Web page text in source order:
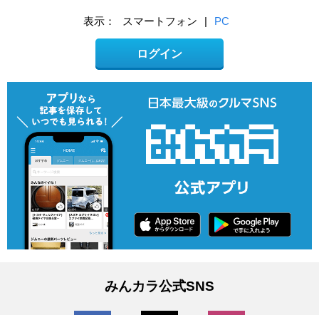
表示： スマートフォン | PC
ログイン
みんカラ公式SNS